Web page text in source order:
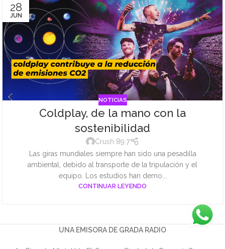
28
JUN
NOTICIAS
Coldplay, de la mano con la
sostenibilidad
Crush 89.7
Las giras mundiales siempre han sido una pesadilla
ambiental, debido al transporte de la tripulación y el
equipo. Los estudios han demo...
CONTINUAR LEYENDO
UNA EMISORA DE GRADA RADIO